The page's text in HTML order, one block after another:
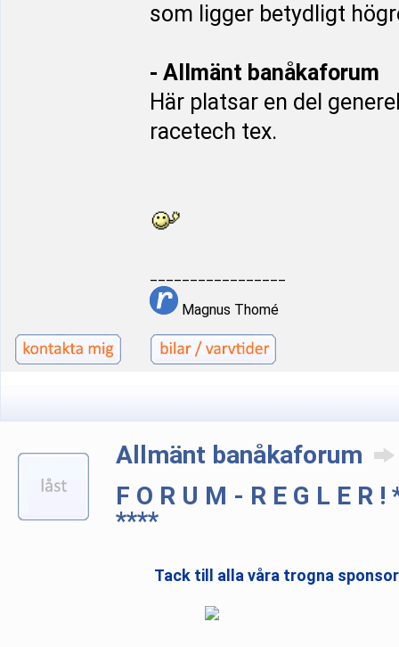
som ligger betydligt
- Allmänt banåkaforum
Här platsar en del
racetech tex.
Magnus Thomé
Allmänt banåkaforum
F O R U M - R E G L E R
****
Tack till alla våra trogna